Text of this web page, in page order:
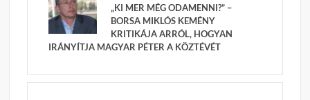
„KI MER MÉG ODAMENNI?” –
BORSA MIKLÓS KEMÉNY
KRITIKÁJA ARRÓL, HOGYAN
IRÁNYÍTJA MAGYAR PÉTER A KÖZTÉVÉT